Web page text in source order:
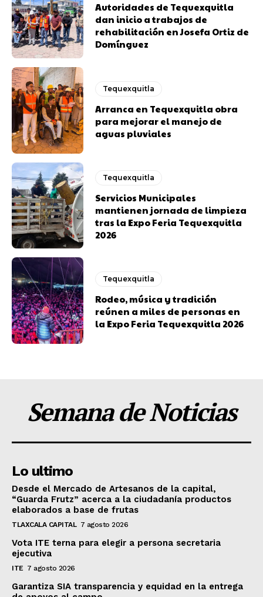
Autoridades de Tequexquitla
dan inicio a trabajos de
rehabilitación en Josefa Ortiz de
Domínguez
Tequexquitla
Arranca en Tequexquitla obra
para mejorar el manejo de
aguas pluviales
Tequexquitla
Servicios Municipales
mantienen jornada de limpieza
tras la Expo Feria Tequexquitla
2026
Tequexquitla
Rodeo, música y tradición
reúnen a miles de personas en
la Expo Feria Tequexquitla 2026
Semana de Noticias
Lo ultimo
Desde el Mercado de Artesanos de la capital,
“Guarda Frutz” acerca a la ciudadanía productos
elaborados a base de frutas
TLAXCALA CAPITAL 7 agosto 2026
Vota ITE terna para elegir a persona secretaria
ejecutiva
ITE 7 agosto 2026
Garantiza SIA transparencia y equidad en la entrega